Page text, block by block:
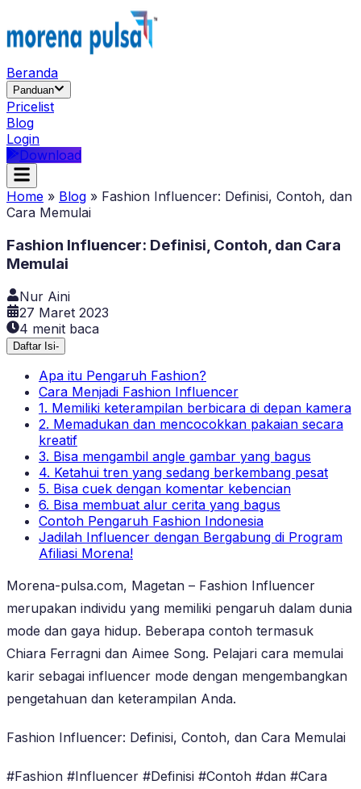
Beranda
Panduan
Pricelist
Blog
Login
Download
Home » Blog » Fashion Influencer: Definisi, Contoh, dan
Cara Memulai
Fashion Influencer: Definisi, Contoh, dan Cara
Memulai
Nur Aini
27 Maret 2023
4 menit baca
Daftar Isi-
Apa itu Pengaruh Fashion?
Cara Menjadi Fashion Influencer
1. Memiliki keterampilan berbicara di depan kamera
2. Memadukan dan mencocokkan pakaian secara
kreatif
3. Bisa mengambil angle gambar yang bagus
4. Ketahui tren yang sedang berkembang pesat
5. Bisa cuek dengan komentar kebencian
6. Bisa membuat alur cerita yang bagus
Contoh Pengaruh Fashion Indonesia
Jadilah Influencer dengan Bergabung di Program
Afiliasi Morena!
Morena-pulsa.com, Magetan – Fashion Influencer
merupakan individu yang memiliki pengaruh dalam dunia
mode dan gaya hidup. Beberapa contoh termasuk
Chiara Ferragni dan Aimee Song. Pelajari cara memulai
karir sebagai influencer mode dengan mengembangkan
pengetahuan dan keterampilan Anda.
Fashion Influencer: Definisi, Contoh, dan Cara Memulai
#Fashion #Influencer #Definisi #Contoh #dan #Cara